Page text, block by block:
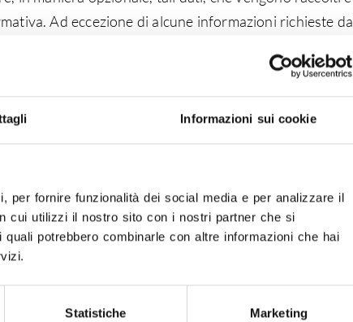
Informazioni sui cookie
per fornire funzionalità dei social media e per analizzare il
cui utilizzi il nostro sito con i nostri partner che si
potrebbero combinarle con altre informazioni che hai
Statistiche Marketing
Ad eccezione di alcune informazioni richieste
essa si rende talvolta necessaria e
delle forniture di servizi concordati.
per ricevere informazioni sui prodotti o
pubbliche, siti web pubblici e social media,
all’art. 6, comma 1, lett. a) (consenso esplicito ad